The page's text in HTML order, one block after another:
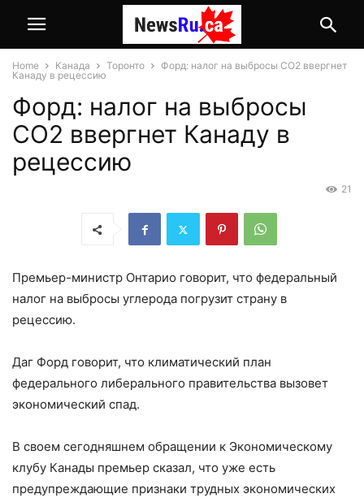
Home Канада Торонто
Форд: налог на выбросы СО2 ввергнет
Канаду в рецессию
Форд: налог на выбросы
СО2 ввергнет Канаду в
рецессию
21
Премьер-министр Онтарио говорит, что федеральный
налог на выбросы углерода погрузит страну в
рецессию.
Даг Форд говорит, что климатический план
федерального либерального правительства вызовет
экономический спад.
В своем сегодняшнем обращении к Экономическому
клубу Канады премьер сказал, что уже есть
предупреждающие признаки трудных экономических